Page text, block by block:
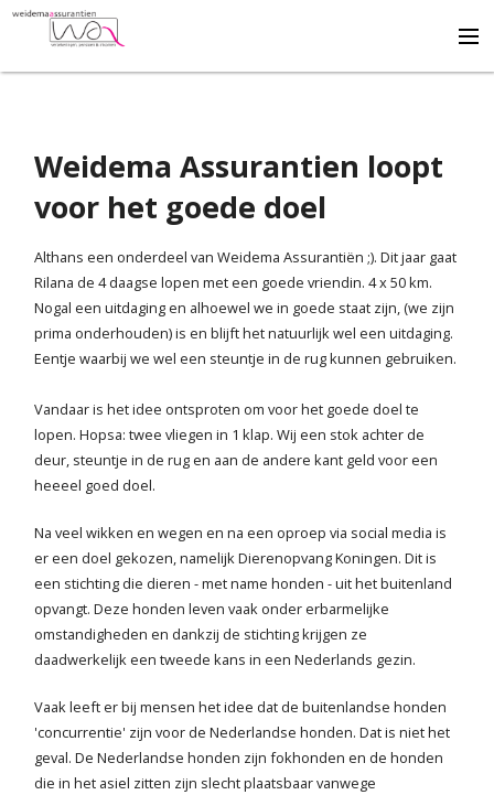
Ontzorgt
Draagt bij
Beveelt aan
Formulieren
Blog
Contact
Weidema Assurantien loopt
voor het goede doel
Althans een onderdeel van Weidema Assurantiën ;). Dit jaar gaat
Rilana de 4 daagse lopen met een goede vriendin. 4 x 50 km.
Nogal een uitdaging en alhoewel we in goede staat zijn, (we zijn
prima onderhouden) is en blijft het natuurlijk wel een uitdaging.
Eentje waarbij we wel een steuntje in de rug kunnen gebruiken.
Vandaar is het idee ontsproten om voor het goede doel te
lopen. Hopsa: twee vliegen in 1 klap. Wij een stok achter de
deur, steuntje in de rug en aan de andere kant geld voor een
heeeel goed doel.
Na veel wikken en wegen en na een oproep via social media is
er een doel gekozen, namelijk Dierenopvang Koningen. Dit is
een stichting die dieren - met name honden - uit het buitenland
opvangt. Deze honden leven vaak onder erbarmelijke
omstandigheden en dankzij de stichting krijgen ze
daadwerkelijk een tweede kans in een Nederlands gezin.
Vaak leeft er bij mensen het idee dat de buitenlandse honden
'concurrentie' zijn voor de Nederlandse honden. Dat is niet het
geval. De Nederlandse honden zijn fokhonden en de honden
die in het asiel zitten zijn slecht plaatsbaar vanwege